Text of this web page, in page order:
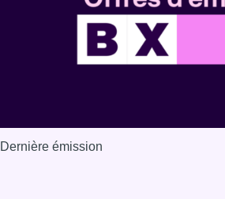
Dernière émission